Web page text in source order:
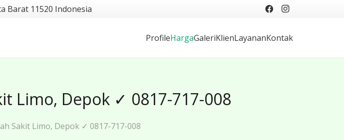
Barat 11520 Indonesia
ProfileHargaGaleriKlienLayananKontak
Limo, Depok ✓ 0817-717-008
Sakit Limo, Depok ✓ 0817-717-008